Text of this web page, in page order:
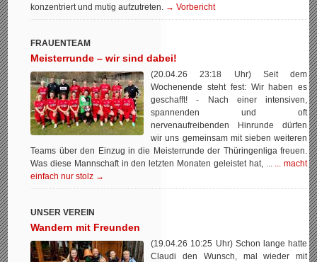
konzentriert und mutig aufzutreten. → Vorbericht
FRAUENTEAM
Meisterrunde – wir sind dabei!
(20.04.26 23:18 Uhr) Seit dem
Wochenende steht fest: Wir haben es
geschafft! - Nach einer intensiven,
spannenden und oft
nervenaufreibenden Hinrunde dürfen
wir uns gemeinsam mit sieben weiteren
Teams über den Einzug in die Meisterrunde der Thüringenliga freuen.
Was diese Mannschaft in den letzten Monaten geleistet hat, ... ... macht
einfach nur stolz →
UNSER VEREIN
Wandern mit Freunden
(19.04.26 10:25 Uhr) Schon lange hatte
Claudi den Wunsch, mal wieder mit